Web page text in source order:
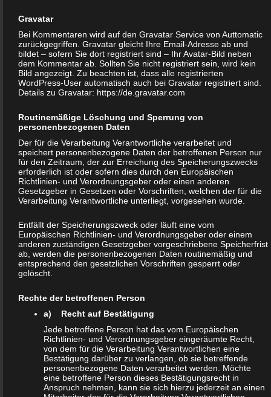
eine betroffene Person oder ein automatisiertes System eine
Reihe von allgemeinen Daten und Informationen. Diese
allgemeinen Daten und Informationen werden in den Logfiles des
Servers gespeichert. Erfasst werden können die (1) verwendeten
Browsertypen und Versionen, (2) das vom zugreifenden System
verwendete Betriebssystem, (3) die Internetseite, von welcher ein
zugreifendes System auf unsere Internetseite gelangt
(sogenannte Referrer), (4) die Unterwebseiten, welche über ein
zugreifendes System auf unserer Internetseite angesteuert
werden, (5) das Datum und die Uhrzeit eines Zugriffs auf die
Internetseite, (6) eine Internet-Protokoll-Adresse (IP-Adresse), (7)
der Internet-Service-Provider des zugreifenden Systems und (8)
sonstige ähnliche Daten und Informationen, die der
informationstechnologischen Systeme dienen.
Bei der Nutzung dieser allgemeinen Daten und Informationen
ziehen wird keine Rückschlüsse auf die betroffene Person. Diese
dauerhafte Funktionsfähigkeit unserer
informationstechnologischen Systeme und der Technik unserer
Internetseite zu gewährleisten sowie (4) um
Strafverfolgungsbehörden im Falle eines Cyberangriffes die zur
Gravatar
Bei Kommentaren wird auf den Gravatar Service von Auttomatic
zurückgegriffen. Gravatar gleicht Ihre Email-Adresse ab und
bildet – sofern Sie dort registriert sind – Ihr Avatar-Bild neben
dem Kommentar ab. Sollten Sie nicht registriert sein, wird kein
Bild angezeigt. Zu beachten ist, dass alle registrierten
WordPress-User automatisch auch bei Gravatar registriert sind.
Details zu Gravatar: https://de.gravatar.com
Routinemäßige Löschung und Sperrung von
personenbezogenen Daten
Der für die Verarbeitung Verantwortliche verarbeitet und
speichert personenbezogene Daten der betroffenen Person nur
für den Zeitraum, der zur Erreichung des Speicherungszwecks
erforderlich ist oder sofern dies durch den Europäischen
Richtlinien- und Verordnungsgeber oder einen anderen
Gesetzgeber in Gesetzen oder Vorschriften, welchen der für die
Verarbeitung Verantwortliche unterliegt, vorgesehen wurde.
Entfällt der Speicherungszweck oder läuft eine vom
Europäischen Richtlinien- und Verordnungsgeber oder einem
anderen zuständigen Gesetzgeber vorgeschriebene Speicherfrist
ab, werden die personenbezogenen Daten routinemäßig und
entsprechend den gesetzlichen Vorschriften gesperrt oder
gelöscht.
Rechte der betroffenen Person
a) Recht auf Bestätigung
Jede betroffene Person hat das vom Europäischen
Richtlinien- und Verordnungsgeber eingeräumte Recht,
von dem für die Verarbeitung Verantwortlichen eine
Bestätigung darüber zu verlangen, ob sie betreffende
personenbezogene Daten verarbeitet werden. Möchte
eine betroffene Person dieses Bestätigungsrecht in
Anspruch nehmen, kann sie sich hierzu jederzeit an einen